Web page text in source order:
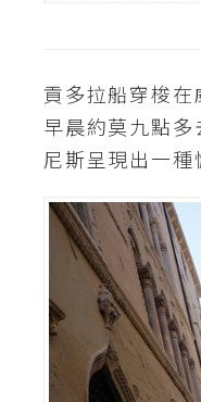
貢多拉船穿梭在
早晨約莫九點
尼斯呈現出一種